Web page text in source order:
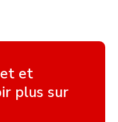
et
plus sur